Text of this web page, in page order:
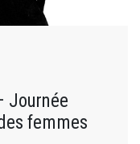
Journée
femmes